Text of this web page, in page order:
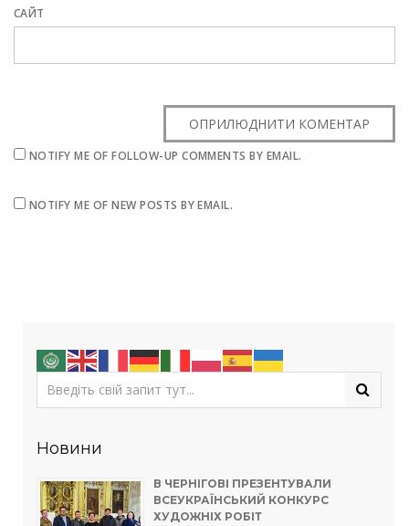
САЙТ
NOTIFY ME OF FOLLOW-UP COMMENTS BY EMAIL.
NOTIFY ME OF NEW POSTS BY EMAIL.
Новини
В ЧЕРНІГОВІ ПРЕЗЕНТУВАЛИ
ВСЕУКРАЇНСЬКИЙ КОНКУРС
ХУДОЖНІХ РОБІТ